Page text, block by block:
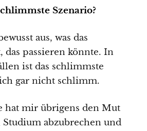
Szenario?
aus, was das
das passieren könnte. In
ist das schlimmste
gar nicht schlimm.
hat mir übrigens den Mut
Studium abzubrechen und